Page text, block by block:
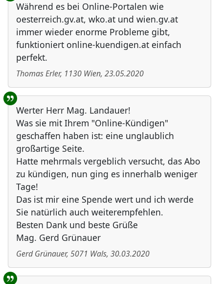
Während es bei Online-Portalen wie
oesterreich.gv.at, wko.at und wien.gv.at
immer wieder enorme Probleme gibt,
funktioniert online-kuendigen.at einfach
perfekt.
Thomas Erler, 1130 Wien, 23.05.2020
Werter Herr Mag. Landauer!
Was sie mit Ihrem "Online-Kündigen"
geschaffen haben ist: eine unglaublich
großartige Seite.
Hatte mehrmals vergeblich versucht, das Abo
zu kündigen, nun ging es innerhalb weniger
Tage!
Das ist mir eine Spende wert und ich werde
Sie natürlich auch weiterempfehlen.
Besten Dank und beste Grüße
Mag. Gerd Grünauer
Gerd Grünauer, 5071 Wals, 30.03.2020